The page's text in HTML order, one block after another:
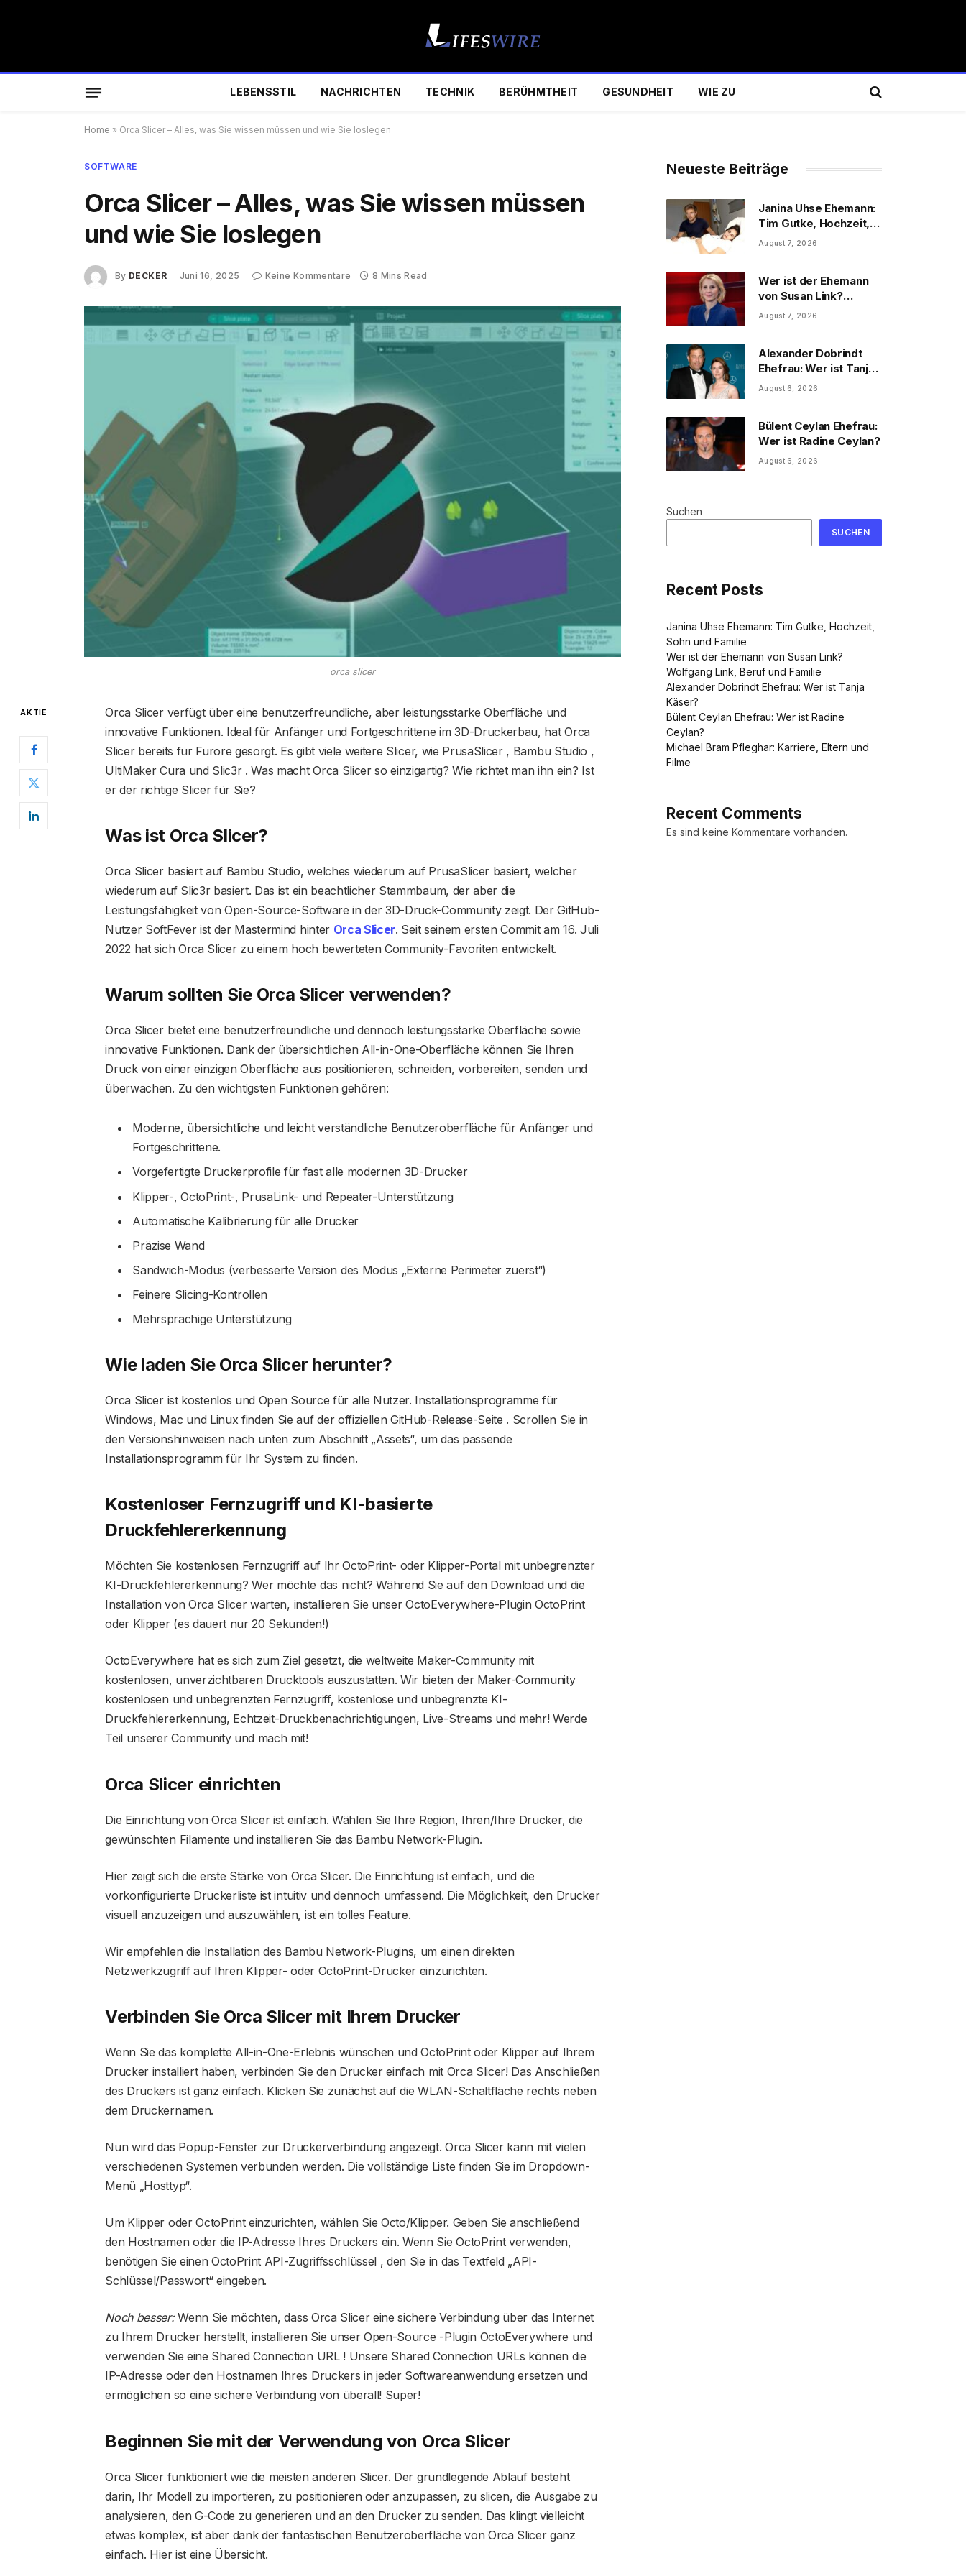
LEBENSSTIL NACHRICHTEN TECHNIK BERÜHMTHEIT GESUNDHEIT WIE ZU
Home » Orca Slicer – Alles, was Sie wissen müssen und wie Sie loslegen
SOFTWARE
Orca Slicer – Alles, was Sie wissen müssen
und wie Sie loslegen
By DECKER Juni 16, 2025 Keine Kommentare 8 Mins Read
orca slicer
AKTIE
Orca Slicer verfügt über eine benutzerfreundliche, aber leistungsstarke Oberfläche und
innovative Funktionen. Ideal für Anfänger und Fortgeschrittene im 3D-Druckerbau, hat Orca
Slicer bereits für Furore gesorgt. Es gibt viele weitere Slicer, wie PrusaSlicer , Bambu Studio ,
UltiMaker Cura und Slic3r . Was macht Orca Slicer so einzigartig? Wie richtet man ihn ein? Ist
er der richtige Slicer für Sie?
Was ist Orca Slicer?
Orca Slicer basiert auf Bambu Studio, welches wiederum auf PrusaSlicer basiert, welcher
wiederum auf Slic3r basiert. Das ist ein beachtlicher Stammbaum, der aber die
Leistungsfähigkeit von Open-Source-Software in der 3D-Druck-Community zeigt. Der GitHub-
Nutzer SoftFever ist der Mastermind hinter Orca Slicer. Seit seinem ersten Commit am 16. Juli
2022 hat sich Orca Slicer zu einem hoch bewerteten Community-Favoriten entwickelt.
Warum sollten Sie Orca Slicer verwenden?
Orca Slicer bietet eine benutzerfreundliche und dennoch leistungsstarke Oberfläche sowie
innovative Funktionen. Dank der übersichtlichen All-in-One-Oberfläche können Sie Ihren
Druck von einer einzigen Oberfläche aus positionieren, schneiden, vorbereiten, senden und
überwachen. Zu den wichtigsten Funktionen gehören:
Moderne, übersichtliche und leicht verständliche Benutzeroberfläche für Anfänger und
Fortgeschrittene.
Vorgefertigte Druckerprofile für fast alle modernen 3D-Drucker
Klipper-, OctoPrint-, PrusaLink- und Repeater-Unterstützung
Automatische Kalibrierung für alle Drucker
Präzise Wand
Sandwich-Modus (verbesserte Version des Modus „Externe Perimeter zuerst“)
Feinere Slicing-Kontrollen
Mehrsprachige Unterstützung
Wie laden Sie Orca Slicer herunter?
Orca Slicer ist kostenlos und Open Source für alle Nutzer. Installationsprogramme für
Windows, Mac und Linux finden Sie auf der offiziellen GitHub-Release-Seite . Scrollen Sie in
den Versionshinweisen nach unten zum Abschnitt „Assets“, um das passende
Installationsprogramm für Ihr System zu finden.
Kostenloser Fernzugriff und KI-basierte
Druckfehlererkennung
Möchten Sie kostenlosen Fernzugriff auf Ihr OctoPrint- oder Klipper-Portal mit unbegrenzter
KI-Druckfehlererkennung? Wer möchte das nicht? Während Sie auf den Download und die
Installation von Orca Slicer warten, installieren Sie unser OctoEverywhere-Plugin OctoPrint
oder Klipper (es dauert nur 20 Sekunden!)
OctoEverywhere hat es sich zum Ziel gesetzt, die weltweite Maker-Community mit
kostenlosen, unverzichtbaren Drucktools auszustatten. Wir bieten der Maker-Community
kostenlosen und unbegrenzten Fernzugriff, kostenlose und unbegrenzte KI-
Druckfehlererkennung, Echtzeit-Druckbenachrichtigungen, Live-Streams und mehr! Werde
Teil unserer Community und mach mit!
Orca Slicer einrichten
Die Einrichtung von Orca Slicer ist einfach. Wählen Sie Ihre Region, Ihren/Ihre Drucker, die
gewünschten Filamente und installieren Sie das Bambu Network-Plugin.
Hier zeigt sich die erste Stärke von Orca Slicer. Die Einrichtung ist einfach, und die
vorkonfigurierte Druckerliste ist intuitiv und dennoch umfassend. Die Möglichkeit, den Drucker
visuell anzuzeigen und auszuwählen, ist ein tolles Feature.
Wir empfehlen die Installation des Bambu Network-Plugins, um einen direkten
Netzwerkzugriff auf Ihren Klipper- oder OctoPrint-Drucker einzurichten.
Verbinden Sie Orca Slicer mit Ihrem Drucker
Wenn Sie das komplette All-in-One-Erlebnis wünschen und OctoPrint oder Klipper auf Ihrem
Drucker installiert haben, verbinden Sie den Drucker einfach mit Orca Slicer! Das Anschließen
des Druckers ist ganz einfach. Klicken Sie zunächst auf die WLAN-Schaltfläche rechts neben
dem Druckernamen.
Nun wird das Popup-Fenster zur Druckerverbindung angezeigt. Orca Slicer kann mit vielen
verschiedenen Systemen verbunden werden. Die vollständige Liste finden Sie im Dropdown-
Menü „Hosttyp“.
Um Klipper oder OctoPrint einzurichten, wählen Sie Octo/Klipper. Geben Sie anschließend
den Hostnamen oder die IP-Adresse Ihres Druckers ein. Wenn Sie OctoPrint verwenden,
benötigen Sie einen OctoPrint API-Zugriffsschlüssel , den Sie in das Textfeld „API-
Schlüssel/Passwort“ eingeben.
Noch besser:Wenn Sie möchten, dass Orca Slicer eine sichere Verbindung über das Internet
zu Ihrem Drucker herstellt, installieren Sie unser Open-Source -Plugin OctoEverywhere und
verwenden Sie eine Shared Connection URL ! Unsere Shared Connection URLs können die
IP-Adresse oder den Hostnamen Ihres Druckers in jeder Softwareanwendung ersetzen und
ermöglichen so eine sichere Verbindung von überall! Super!
Beginnen Sie mit der Verwendung von Orca Slicer
Orca Slicer funktioniert wie die meisten anderen Slicer. Der grundlegende Ablauf besteht
darin, Ihr Modell zu importieren, zu positionieren oder anzupassen, zu slicen, die Ausgabe zu
analysieren, den G-Code zu generieren und an den Drucker zu senden. Das klingt vielleicht
etwas komplex, ist aber dank der fantastischen Benutzeroberfläche von Orca Slicer ganz
einfach. Hier ist eine Übersicht.
Neueste Beiträge
Janina Uhse Ehemann:
Tim Gutke, Hochzeit,
Sohn und Familie
August 7, 2026
Wer ist der Ehemann
von Susan Link?
Wolfgang Link, Beruf
August 7, 2026
Alexander Dobrindt
Ehefrau: Wer ist Tanja
Käser?
August 6, 2026
Bülent Ceylan Ehefrau:
Wer ist Radine Ceylan?
August 6, 2026
Suchen
SUCHEN
Recent Posts
Janina Uhse Ehemann: Tim Gutke, Hochzeit,
Sohn und Familie
Wer ist der Ehemann von Susan Link?
Wolfgang Link, Beruf und Familie
Alexander Dobrindt Ehefrau: Wer ist Tanja
Käser?
Bülent Ceylan Ehefrau: Wer ist Radine
Ceylan?
Michael Bram Pfleghar: Karriere, Eltern und
Filme
Recent Comments
Es sind keine Kommentare vorhanden.